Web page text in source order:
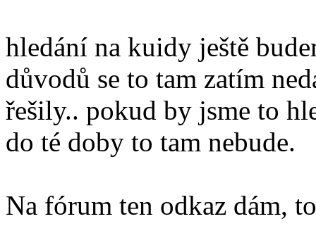
hledání na kuidy ještě
důvodů se to tam zatím
řešily.. pokud by jsme to
do té doby to tam nebude.
Na fórum ten odkaz dám,